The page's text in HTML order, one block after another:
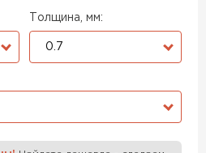
Толщина, мм:
0.7